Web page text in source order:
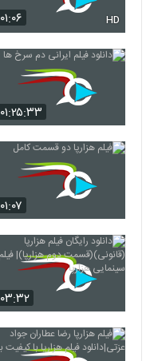
۰۱:۰۶ HD
۰۱:۲۵:۳۳
۰۱:۰۷
۰۳:۳۲